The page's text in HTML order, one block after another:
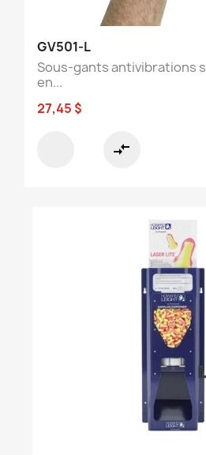
GV501-L
Sous-gants antivibrations
en...
27,45 $
compare_arrows